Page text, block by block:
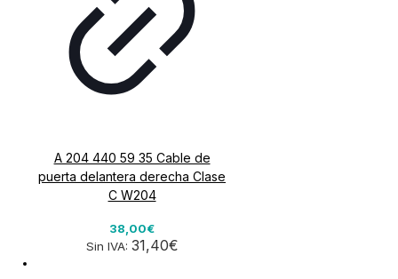
A 204 440 59 35 Cable de
puerta delantera derecha Clase
C W204
38,00€
Sin IVA: 31,40€